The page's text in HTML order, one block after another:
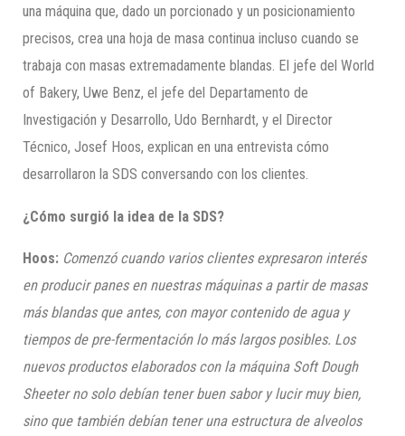
una máquina que, dado un porcionado y un posicionamiento
precisos, crea una hoja de masa continua incluso cuando se
trabaja con masas extremadamente blandas. El jefe del World
of Bakery, Uwe Benz, el jefe del Departamento de
Investigación y Desarrollo, Udo Bernhardt, y el Director
Técnico, Josef Hoos, explican en una entrevista cómo
desarrollaron la SDS conversando con los clientes.
¿Cómo surgió la idea de la SDS?
Hoos: Comenzó cuando varios clientes expresaron interés
en producir panes en nuestras máquinas a partir de masas
más blandas que antes, con mayor contenido de agua y
tiempos de pre-fermentación lo más largos posibles. Los
nuevos productos elaborados con la máquina Soft Dough
Sheeter no solo debían tener buen sabor y lucir muy bien,
sino que también debían tener una estructura de alveolos